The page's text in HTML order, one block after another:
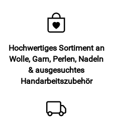
Hochwertiges Sortiment an
Wolle, Garn, Perlen, Nadeln
& ausgesuchtes
Handarbeitszubehör